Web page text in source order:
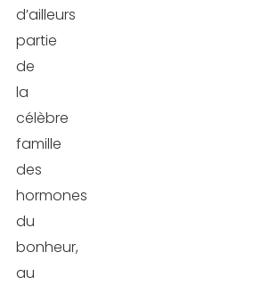
d’ailleurs
partie
de
la
célèbre
famille
des
hormones
du
bonheur,
au